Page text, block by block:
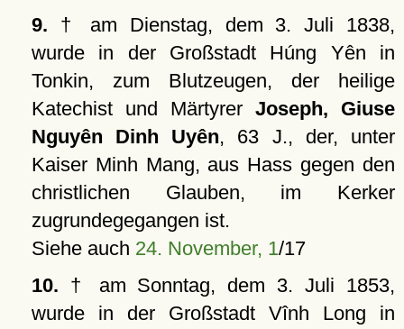
9. † am Dienstag, dem 3. Juli 1838,
wurde in der Großstadt Húng Yên in
Tonkin, zum Blutzeugen, der heilige
Katechist und Märtyrer Joseph, Giuse
Nguyên Dinh Uyên, 63 J., der, unter
Kaiser Minh Mang, aus Hass gegen den
christlichen Glauben, im Kerker
zugrundegegangen ist.
Siehe auch 24. November, 1/17
10. † am Sonntag, dem 3. Juli 1853,
wurde in der Großstadt Vînh Long in